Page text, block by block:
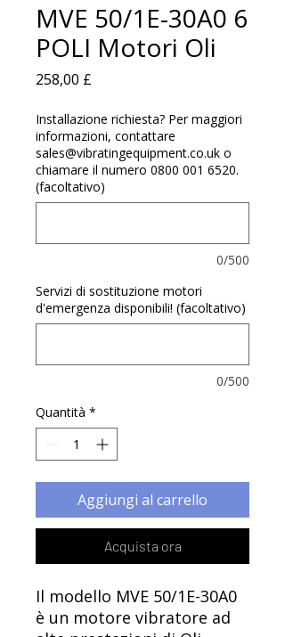
MVE 50/1E-30A0 6
POLI Motori Oli
258,00 £
Installazione richiesta? Per maggiori
informazioni, contattare
sales@vibratingequipment.co.uk o
chiamare il numero 0800 001 6520.
(facoltativo)
0/500
Servizi di sostituzione motori
d'emergenza disponibili! (facoltativo)
0/500
Quantità *
Aggiungi al carrello
Acquista ora
Il modello MVE 50/1E-30A0
è un motore vibratore ad